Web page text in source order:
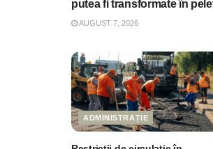
putea fi transformate în
AUGUST 7, 2026
ADMINISTRAȚIE